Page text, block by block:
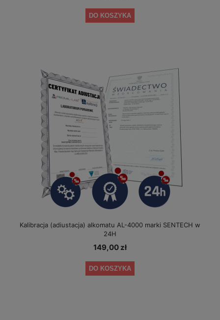
DO KOSZYKA
Kalibracja (adiustacja) alkomatu AL-4000 marki SENTECH w
24H
149,00 zł
DO KOSZYKA